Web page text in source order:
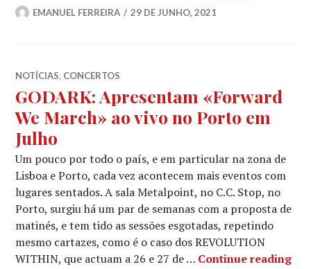
EMANUEL FERREIRA 29 DE JUNHO, 2021
NOTÍCIAS, CONCERTOS
GODARK: Apresentam «Forward
We March» ao vivo no Porto em
Julho
Um pouco por todo o país, e em particular na zona de
Lisboa e Porto, cada vez acontecem mais eventos com
lugares sentados. A sala Metalpoint, no C.C. Stop, no
Porto, surgiu há um par de semanas com a proposta de
matinés, e tem tido as sessões esgotadas, repetindo
mesmo cartazes, como é o caso dos REVOLUTION
WITHIN, que actuam a 26 e 27 de … Continue reading